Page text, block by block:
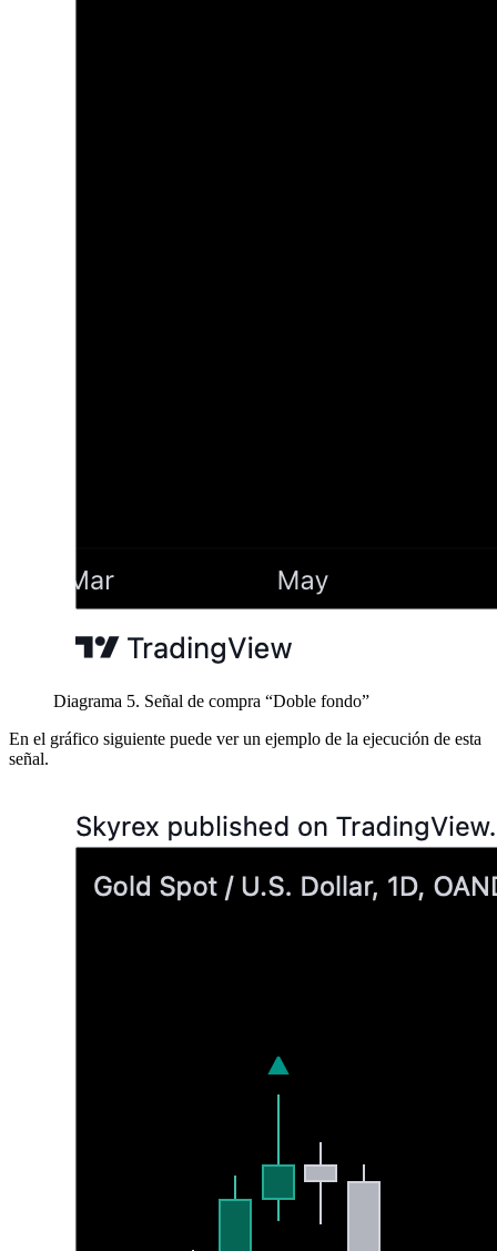
Diagrama 5. Señal de compra “Doble fondo”
En el gráfico siguiente puede ver un ejemplo de la ejecución de esta
señal.